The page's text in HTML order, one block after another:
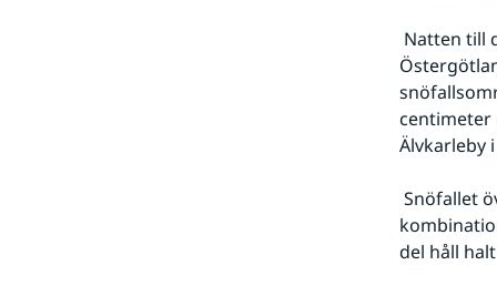
centimeter
Älvkarleby
del håll